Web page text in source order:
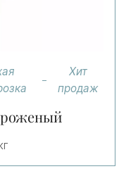
Хит
продаж